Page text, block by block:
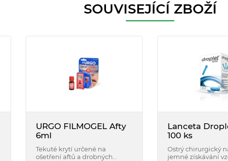
SOUVISEJÍCÍ ZBOŽÍ
URGO FILMOGEL Afty
6ml
Tekuté krytí určené na
ošetření aftů a drobných
Lanceta
100 ks
Ostrý chirurgický
jemné získávání